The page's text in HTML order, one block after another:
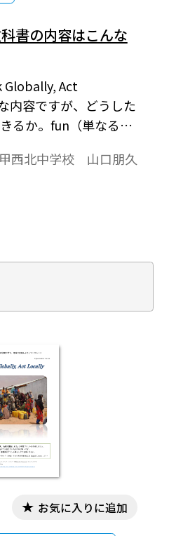
書の内容はこんな
Globally, Act
内容ですが、どうした
るか。fun（単なる楽
紹介します。
西北中学校 山口朋久
お気に入りに追加